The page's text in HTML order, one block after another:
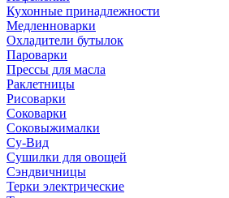
Кухонные принадлежности
Медленноварки
Охладители бутылок
Пароварки
Прессы для масла
Раклетницы
Рисоварки
Соковарки
Соковыжималки
Су-Вид
Сушилки для овощей
Сэндвичницы
Терки электрические